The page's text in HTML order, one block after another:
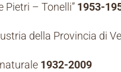
Pietri – Tonelli” 1953-
della Provincia di
1932-2009